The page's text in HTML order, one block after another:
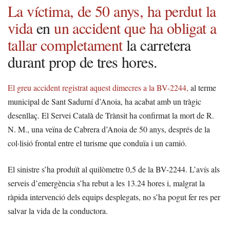
La víctima, de 50 anys, ha perdut la
vidaenun accident que ha obligat a
tallar completamentla carretera
durant prop de tres hores.
El greu accident registrat aquest dimecres a la BV-2244, al terme
municipal de Sant Sadurní d’Anoia, ha acabat amb un tràgic
desenllaç. El Servei Català de Trànsit ha confirmat la mort de R.
N. M., una veïna de Cabrera d’Anoia de 50 anys, després de la
col·lisió frontal entre el turisme que conduïa i un camió.
El sinistre s’ha produït al quilòmetre 0,5 de la BV-2244. L’avís als
serveis d’emergència s’ha rebut a les 13.24 hores i, malgrat la
ràpida intervenció dels equips desplegats, no s’ha pogut fer res per
salvar la vida de la conductora.